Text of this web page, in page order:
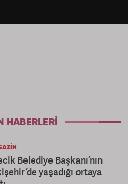
HABERLERI
Belediye Başkanı’nın
yaşadığı ortaya